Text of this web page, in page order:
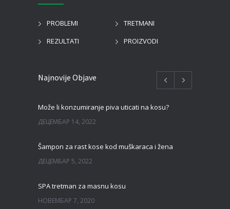
PROBLEMI
TRETMANI
REZULTATI
PROIZVODI
Najnovije Objave
Može li konzumiranje piva uticati na kosu?
ДЕЦЕМБАР 14, 2022
Šampon za rast kose kod muškaraca i žena
ДЕЦЕМБАР 5, 2022
SPA tretman za masnu kosu
НОВЕМБАР 7, 2020